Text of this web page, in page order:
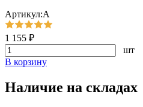
Артикул:А
1 155 ₽
шт
В корзину
Наличие на складах